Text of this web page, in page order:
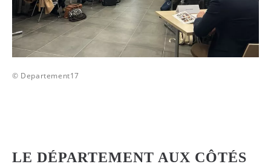
© Departement17
LE DÉPARTEMENT AUX CÔTÉS